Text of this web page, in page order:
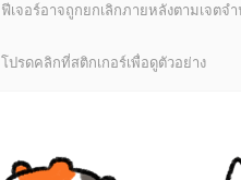
ฟีเจอร์อาจถูกยกเลิกภายหลังตามเจตจ
โปรดคลิกที่สติกเกอร์เพื่อดูตัวอย่าง